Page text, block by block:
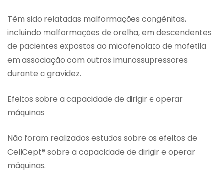
Têm sido relatadas malformações congênitas,
incluindo malformações de orelha, em descendentes
de pacientes expostos ao micofenolato de mofetila
em associação com outros imunossupressores
durante a gravidez.
Efeitos sobre a capacidade de dirigir e operar
máquinas
Não foram realizados estudos sobre os efeitos de
CellCept® sobre a capacidade de dirigir e operar
máquinas.